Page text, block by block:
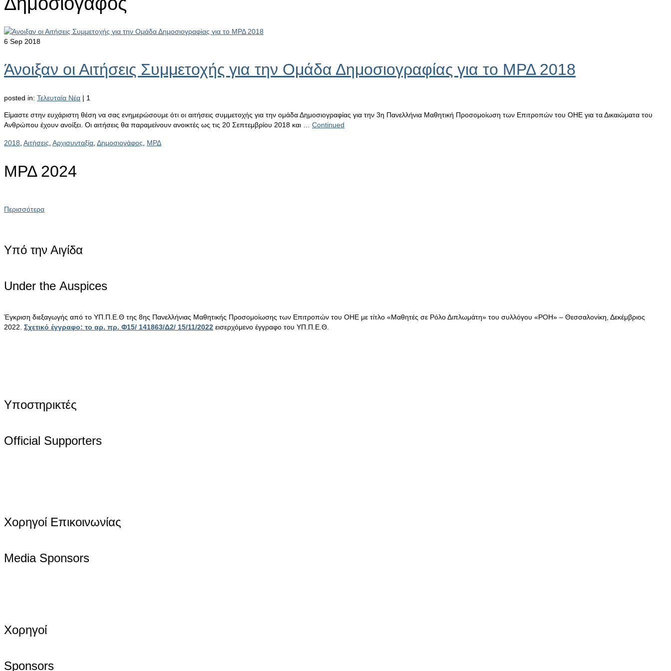
6 Sep 2018
Άνοιξαν οι Αιτήσεις Συμμετοχής για την Ομάδα Δημοσιογραφίας για το ΜΡΔ 2018
posted in: Τελευταία Νέα | 1
Είμαστε στην ευχάριστη θέση να σας ενημερώσουμε ότι οι αιτήσεις συμμετοχής για την ομάδα Δημοσιογραφίας για την 3η Πανελλήνια Μαθητική Προσομοίωση των Επιτροπών του ΟΗΕ για τα Δικαιώματα του
Ανθρώπου έχουν ανοίξει. Οι αιτήσεις θα παραμείνουν ανοικτές ως τις 20 Σεπτεμβρίου 2018 και … Continued
2018 Αιτήσεις Αρχισυνταξία Δημοσιογάφος ΜΡΔ
ΜΡΔ 2024
Περισσότερα
Υπό την Αιγίδα
Under the Αuspices
Έγκριση διεξαγωγής από το ΥΠ.Π.Ε.Θ της 8ης Πανελλήνιας Μαθητικής Προσομοίωσης των Επιτροπών του ΟΗΕ με τίτλο «Μαθητές σε Ρόλο Διπλωμάτη» του συλλόγου «ΡΟΗ» – Θεσσαλονίκη, Δεκέμβριος
2022. Σχετικό έγγραφο: το αρ. πρ. Φ15/ 141863/Δ2/ 15/11/2022 εισερχόμενο έγγραφο του ΥΠ.Π.Ε.Θ.
Υποστηρικτές
Official Supporters
Χορηγοί Επικοινωνίας
Media Sponsors
Χορηγοί
Sponsors